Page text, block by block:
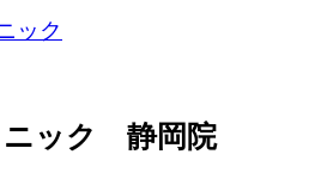
ック
ニック 静岡院